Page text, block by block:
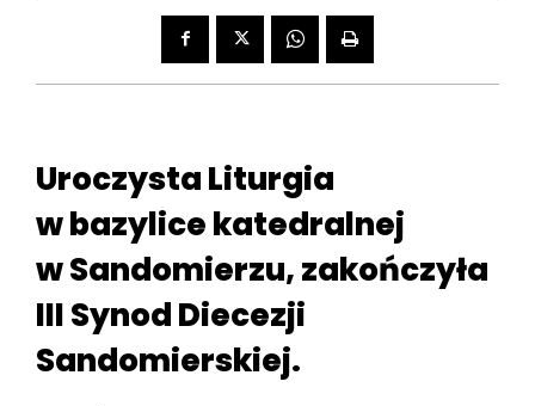
Uroczysta Liturgia
w bazylice katedralnej
w Sandomierzu, zakończyła
III Synod Diecezji
Sandomierskiej.